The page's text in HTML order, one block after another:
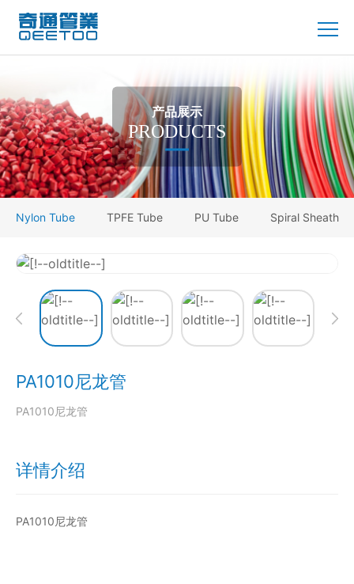
产品展示
PRODUCTS
Nylon Tube TPFE Tube PU Tube Spiral Sheath
PA1010尼龙管
PA1010尼龙管
详情介绍
PA1010尼龙管